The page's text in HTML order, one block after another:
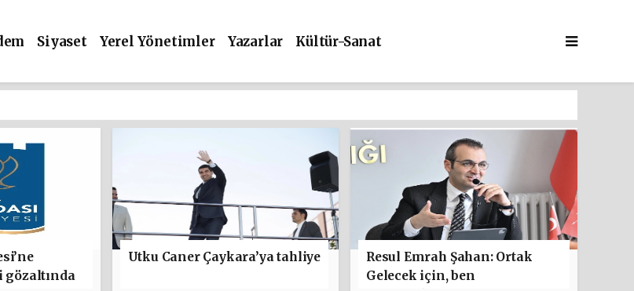
Siyaset Yerel Yönetimler Yazarlar Kültür-Sanat
gözaltında
Utku Caner Çaykara’ya tahliye
Resul Emrah Şahan: Ortak
Gelecek için, ben